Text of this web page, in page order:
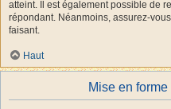
atteint. Il est également possible de
répondant. Néanmoins, assurez-
faisant.
Haut
Mise en